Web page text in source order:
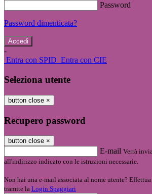
Password
Password dimenticata?
-
Entra con SPID Entra con CIE
Seleziona utente
button close ×
Recupero password
button close ×
E-mail Verrà
all'indirizzo indicato con le istruzioni necessarie.
Non hai una e-mail associata al nome utente?
tramite la Login Spaggiari